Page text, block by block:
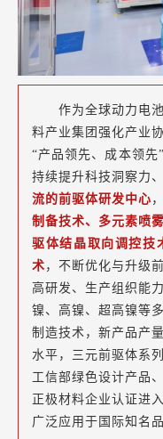
作为全球动力电
料产业集团强化产业
“产品领先、成本领先
持续提升科技洞察力
流的前驱体研发中心
制备技术、多元素喷
驱体结晶取向调控技
术 ，不断优化与升级
高研发、生产组织能
镍、高镍、超高镍等
制造技术，新产品产
水平，三元前驱体系
工信部绿色设计产品
正极材料企业认证进
广泛应用于国际知名